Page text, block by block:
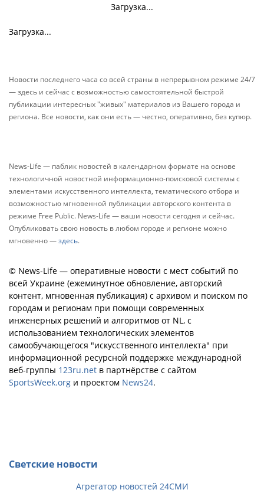
Загрузка...
Загрузка...
Новости последнего часа со всей страны в непрерывном режиме 24/7
— здесь и сейчас с возможностью самостоятельной быстрой
публикации интересных "живых" материалов из Вашего города и
региона. Все новости, как они есть — честно, оперативно, без купюр.
News-Life — паблик новостей в календарном формате на основе
технологичной новостной информационно-поисковой системы с
элементами искусственного интеллекта, тематического отбора и
возможностью мгновенной публикации авторского контента в
режиме Free Public. News-Life — ваши новости сегодня и сейчас.
Опубликовать свою новость в любом городе и регионе можно
мгновенно —здесь.
© News-Life — оперативные новости с мест событий по
всей Украине (ежеминутное обновление, авторский
контент, мгновенная публикация) с архивом и поиском по
городам и регионам при помощи современных
инженерных решений и алгоритмов от NL, с
использованием технологических элементов
самообучающегося "искусственного интеллекта" при
информационной ресурсной поддержке международной
веб-группы 123ru.net в партнёрстве с сайтом
SportsWeek.org и проектом News24.
Светские новости
Агрегатор новостей 24СМИ